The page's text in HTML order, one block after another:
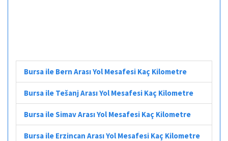
Bursa ile Bern Arası Yol Mesafesi Kaç Kilometre
Bursa ile Tešanj Arası Yol Mesafesi Kaç Kilometre
Bursa ile Simav Arası Yol Mesafesi Kaç Kilometre
Bursa ile Erzincan Arası Yol Mesafesi Kaç Kilometre